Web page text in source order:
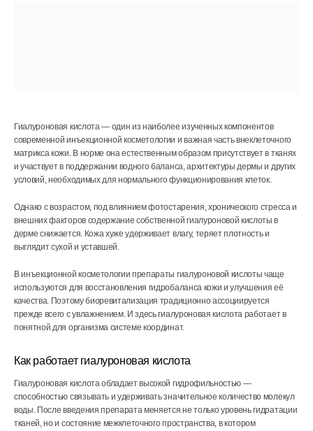
Гиалуроновая кислота — один из наиболее изученных компонентов
современной инъекционной косметологии и важная часть внеклеточного
матрикса кожи. В норме она естественным образом присутствует в тканях
и участвует в поддержании водного баланса, архитектуры дермы и других
условий, необходимых для нормального функционирования клеток.
Однако с возрастом, под влиянием фотостарения, хронического стресса и
внешних факторов содержание собственной гиалуроновой кислоты в
дерме снижается. Кожа хуже удерживает влагу, теряет плотность и
выглядит сухой и уставшей.
В инъекционной косметологии препараты гиалуроновой кислоты чаще
используются для восстановления гидробаланса кожи и улучшения её
качества. Поэтому биоревитализация традиционно ассоциируется
прежде всего с увлажнением. И здесь гиалуроновая кислота работает в
понятной для организма системе координат.
Как работает гиалуроновая кислота
Гиалуроновая кислота обладает высокой гидрофильностью —
способностью связывать и удерживать значительное количество молекул
воды. После введения препарата меняется не только уровень гидратации
тканей, но и состояние межклеточного пространства, в котором